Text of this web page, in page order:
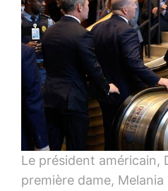
Le président américain,
première dame,